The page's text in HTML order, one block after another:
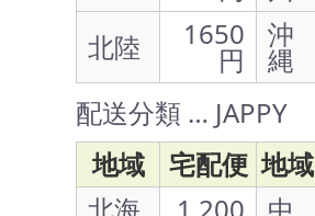
北陸
1650
円
沖
縄
配送分類 … JAPPY
地域
宅配便 地域